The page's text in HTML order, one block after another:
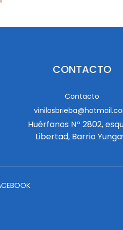
CONTACTO
Contacto
Huérfanos Nº 2802,
Libertad, Barrio